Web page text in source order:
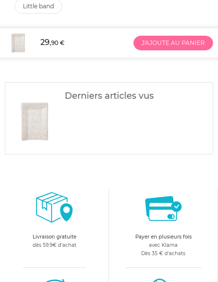
little band
29,90 € J'AJOUTE AU PANIER
Derniers articles vus
Livraison gratuite
dès 59.9€ d'achat
Payer en plusieurs fois
avec Klarna
Dès 35 € d'achats